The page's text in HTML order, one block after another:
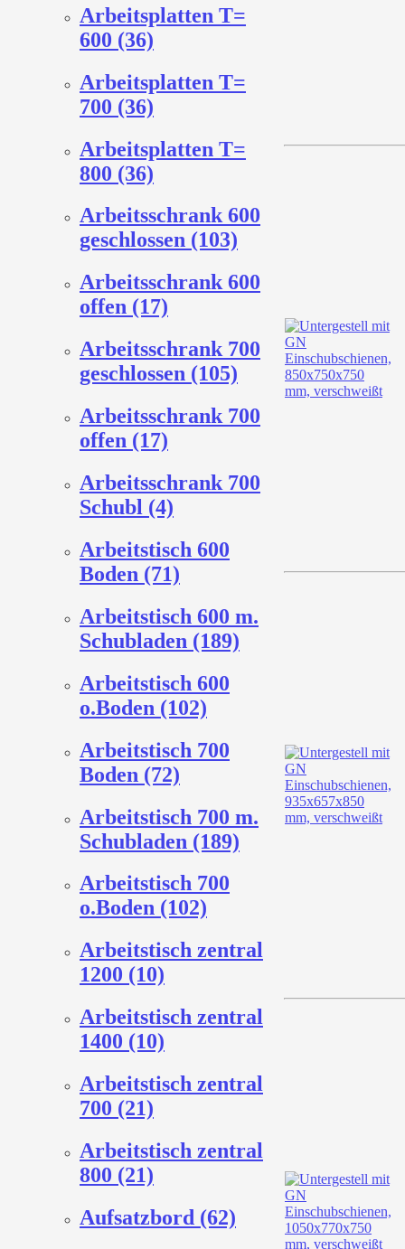
Arbeitsplatten T=
600 (36)
Arbeitsplatten T=
700 (36)
Arbeitsplatten T=
800 (36)
Arbeitsschrank 600
geschlossen (103)
Arbeitsschrank 600
offen (17)
Arbeitsschrank 700
geschlossen (105)
Arbeitsschrank 700
offen (17)
Arbeitsschrank 700
Schubl (4)
Arbeitstisch 600
Boden (71)
Arbeitstisch 600 m.
Schubladen (189)
Arbeitstisch 600
o.Boden (102)
Arbeitstisch 700
Boden (72)
Arbeitstisch 700 m.
Schubladen (189)
Arbeitstisch 700
o.Boden (102)
Arbeitstisch zentral
1200 (10)
Arbeitstisch zentral
1400 (10)
Arbeitstisch zentral
700 (21)
Arbeitstisch zentral
800 (21)
Aufsatzbord (62)